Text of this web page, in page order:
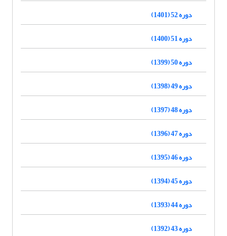
دوره 52 (1401)
دوره 51 (1400)
دوره 50 (1399)
دوره 49 (1398)
دوره 48 (1397)
دوره 47 (1396)
دوره 46 (1395)
دوره 45 (1394)
دوره 44 (1393)
دوره 43 (1392)